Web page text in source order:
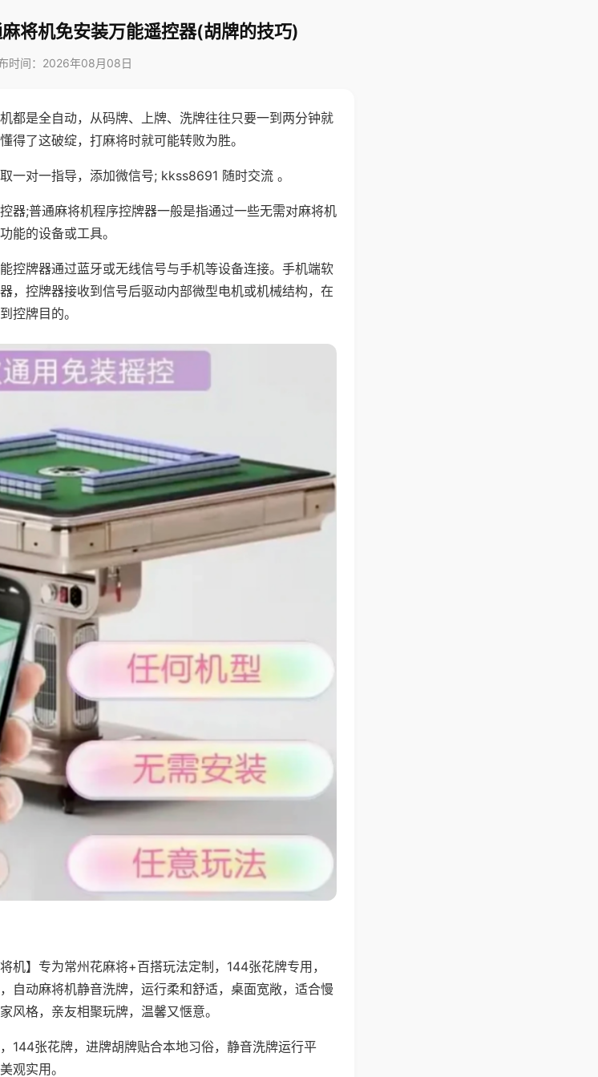
将机免安装万能遥控器(胡牌的技巧)
时间：2026年08月08日
都是全自动，从码牌、上牌、洗牌往往只要一到两分钟就
得了这破绽，打麻将时就可能转败为胜。
一对一指导，添加微信号; kkss8691 随时交流 。
器;普通麻将机程序控牌器一般是指通过一些无需对麻将机
能的设备或工具。
控牌器通过蓝牙或无线信号与手机等设备连接。手机端软
，控牌器接收到信号后驱动内部微型电机或机械结构，在
控牌目的。
机】专为常州花麻将+百搭玩法定制，144张花牌专用，
自动麻将机静音洗牌，运行柔和舒适，桌面宽敞，适合慢
风格，亲友相聚玩牌，温馨又惬意。
144张花牌，进牌胡牌贴合本地习俗，静音洗牌运行平
观实用。